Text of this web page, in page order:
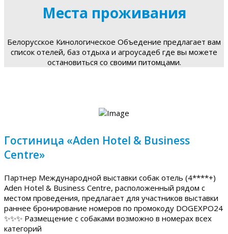
Места проживания
Белорусское Кинологическое Объедение предлагает вам
список отелей, баз отдыха и агроусадеб где вы можете
остановиться со своими питомцами.
Гостиница «Aden Hotel & Business
Centre»
Партнер Международной выставки собак отель (4****+)
Aden Hotel & Business Centre, расположенный рядом с
местом проведения, предлагает для участников выставки
раннее бронирование номеров по промокоду DOGEXPO24
✨✨✨ Размещение с собаками возможно в номерах всех
категорий